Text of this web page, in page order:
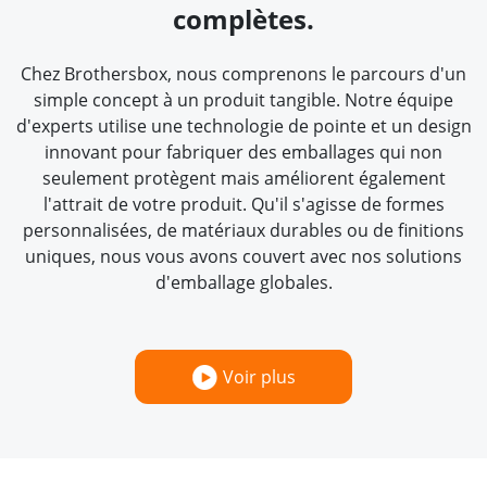
complètes.
Chez Brothersbox, nous comprenons le parcours d'un
simple concept à un produit tangible. Notre équipe
d'experts utilise une technologie de pointe et un design
innovant pour fabriquer des emballages qui non
seulement protègent mais améliorent également
l'attrait de votre produit. Qu'il s'agisse de formes
personnalisées, de matériaux durables ou de finitions
uniques, nous vous avons couvert avec nos solutions
d'emballage globales.
Voir plus